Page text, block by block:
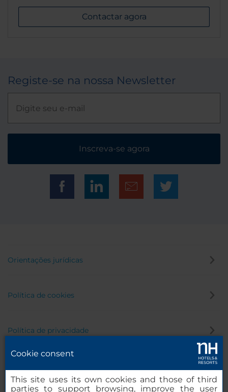
Contactar agora
Registe-se na nossa Newsletter
Inscreva-se agora
Orientações jurídicas
Política de cookies
Política de privacidade
Cookie consent
This site uses its own cookies and those of third
parties to support browsing, improve the user